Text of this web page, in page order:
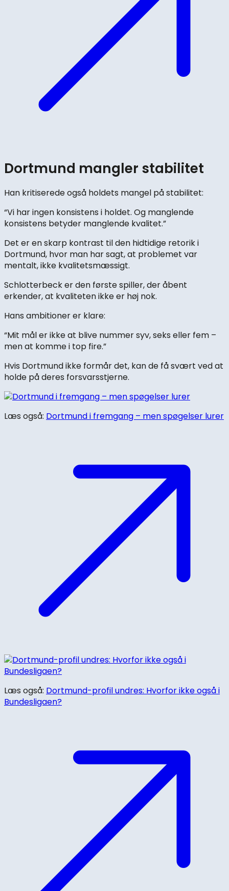
Dortmund mangler stabilitet
Han kritiserede også holdets mangel på stabilitet:
“Vi har ingen konsistens i holdet. Og manglende
konsistens betyder manglende kvalitet.”
Det er en skarp kontrast til den hidtidige retorik i
Dortmund, hvor man har sagt, at problemet var
mentalt, ikke kvalitetsmæssigt.
Schlotterbeck er den første spiller, der åbent
erkender, at kvaliteten ikke er høj nok.
Hans ambitioner er klare:
“Mit mål er ikke at blive nummer syv, seks eller fem –
men at komme i top fire.”
Hvis Dortmund ikke formår det, kan de få svært ved at
holde på deres forsvarsstjerne.
Læs også: Dortmund i fremgang – men spøgelser lurer
Læs også: Dortmund-profil undres: Hvorfor ikke også i
Bundesligaen?